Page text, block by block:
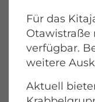
Für das
Otawistraße
verfügbar.
weitere
Aktuell